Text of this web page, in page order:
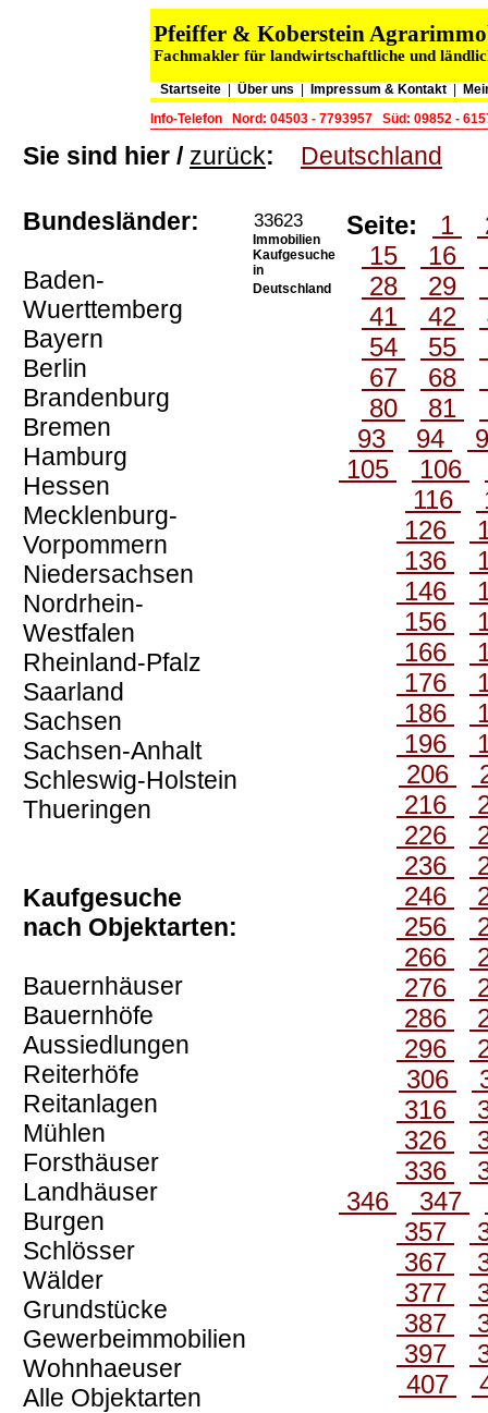
Pfeiffer & Koberstein
Fachmakler für landwirtschaftliche und
Startseite Über uns Impressum & Kontakt
Info-Telefon
Nord: 04503 - 7793957 Süd: 09852 -
Sie sind hier / zurück: Deutschland
Bundesländer:
Baden-
Wuerttemberg
Bayern
Berlin
Brandenburg
Bremen
Hamburg
Hessen
Mecklenburg-
Vorpommern
Niedersachsen
Nordrhein-
Westfalen
Rheinland-Pfalz
Saarland
Sachsen
Sachsen-Anhalt
Schleswig-Holstein
Thueringen
Kaufgesuche
nach Objektarten:
Bauernhäuser
Bauernhöfe
Aussiedlungen
Reiterhöfe
Reitanlagen
Mühlen
Forsthäuser
Landhäuser
Burgen
Schlösser
Wälder
Grundstücke
Gewerbeimmobilien
Wohnhaeuser
Alle Objektarten
33623
Immobilien
Kaufgesuche
in
Deutschland
Seite: 1
15
16
28
29
41
42
54
55
67
68
80
81
93
94
105
106
116
126
136
146
156
166
176
186
196
206
216
226
236
246
256
266
276
286
296
306
316
326
336
346
347
357
367
377
387
397
407